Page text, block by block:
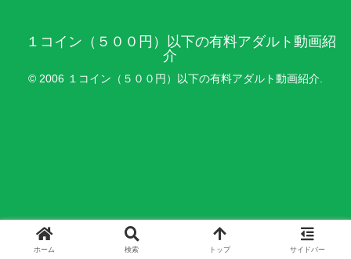
１コイン（５００円）以下の有料アダルト動画紹
介
© 2006 １コイン（５００円）以下の有料アダルト動画紹介.
ホーム 検索 トップ サイドバー